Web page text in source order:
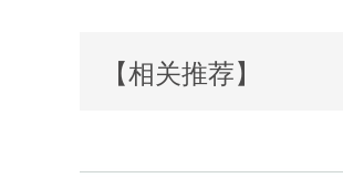
【相关推荐】